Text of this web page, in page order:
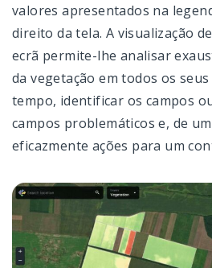
valores apresentados na
direito da tela. A visualização
ecrã permite-lhe analisar
da vegetação em todos os
tempo, identificar os campos
campos problemáticos e, de
eficazmente ações para um